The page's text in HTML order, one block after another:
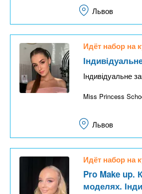
а
д
к
а
)
Львов
Идёт набор на
Індивідуальне
Miss Princess
Львов
Идёт набор на
Pro Make up.
моделях.